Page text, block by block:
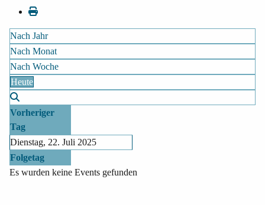
Nach Jahr
Nach Monat
Nach Woche
Heute
Vorheriger
Tag
Dienstag, 22. Juli 2025
Folgetag
Es wurden keine Events gefunden